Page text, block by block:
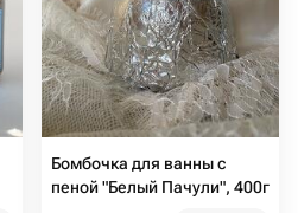
Бомбочка для ванны с
пеной "Белый Пачули", 400г